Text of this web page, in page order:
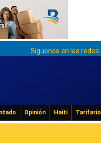
Siguenos en las redes:
Opinión Haití Tarifario